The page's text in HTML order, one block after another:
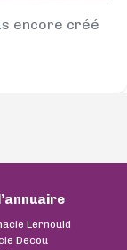
encore créé
Lernould
Decou